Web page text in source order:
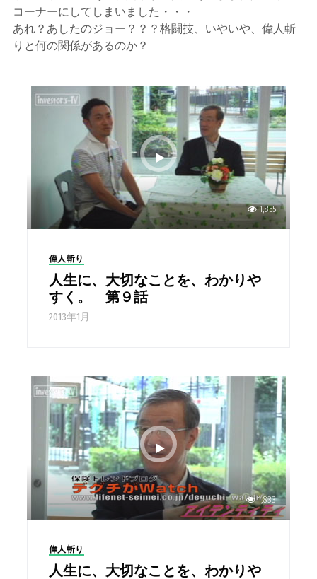
コーナーにしてしまいました・・・
あれ？あしたのジョー？？？格闘技、いやいや、偉人斬
りと何の関係があるのか？
1,855
偉人斬り
人生に、大切なことを、わかりや
すく。 第９話
2013年1月
1,833
偉人斬り
人生に、大切なことを、わかりや